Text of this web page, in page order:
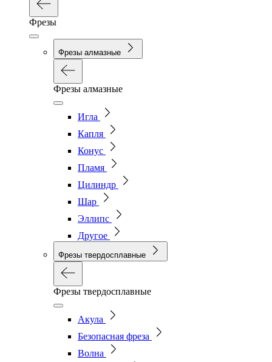
Фрезы
Фрезы алмазные
Фрезы алмазные
Игла
Капля
Конус
Пламя
Цилиндр
Шар
Эллипс
Другое
Фрезы твердосплавные
Фрезы твердосплавные
Акула
Безопасная фреза
Волна